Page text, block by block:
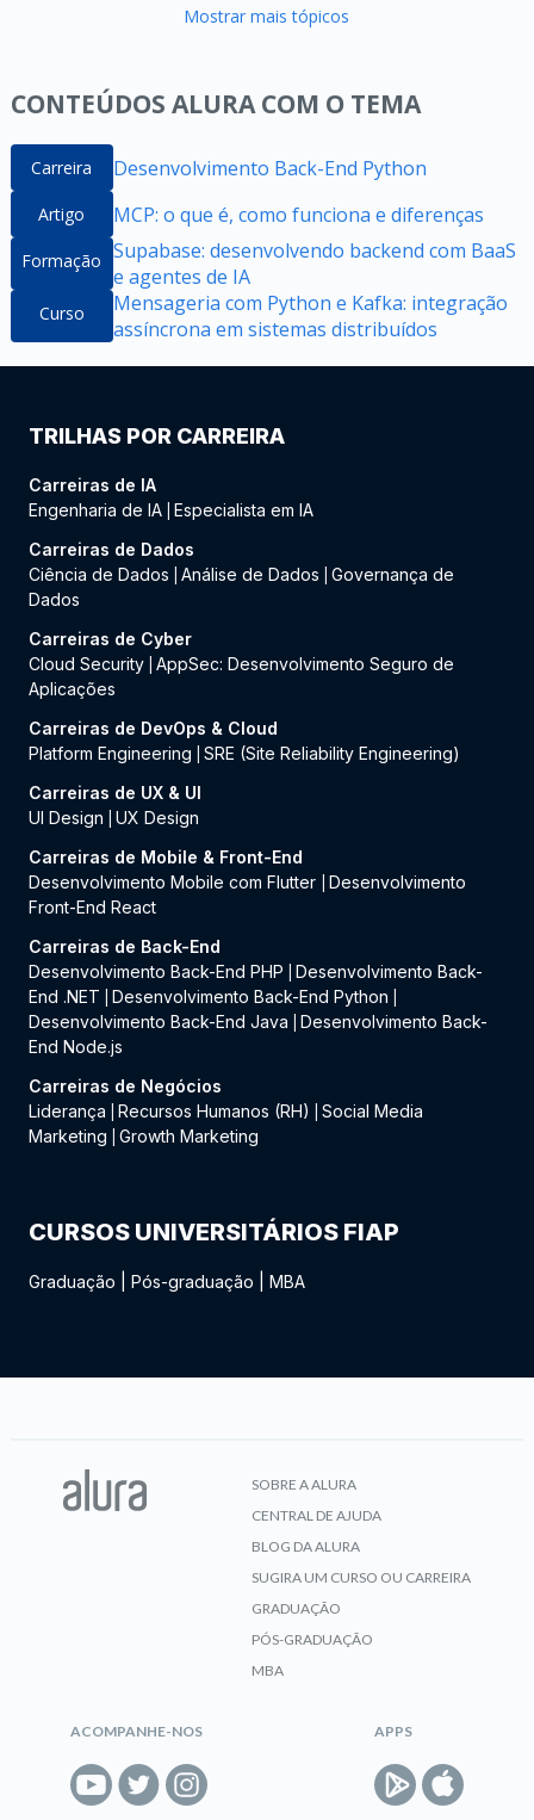
Mostrar mais tópicos
CONTEÚDOS ALURA COM O TEMA
Carreira Desenvolvimento Back-End Python
Artigo MCP: o que é, como funciona e diferenças
Formação Supabase: desenvolvendo backend com BaaS
e agentes de IA
Curso
Mensageria com Python e Kafka: integração
assíncrona em sistemas distribuídos
TRILHAS POR CARREIRA
Carreiras de IA
Engenharia de IA Especialista em IA
Carreiras de Dados
Ciência de Dados
Análise de Dados
Governança de
Dados
Carreiras de Cyber
Cloud Security AppSec: Desenvolvimento Seguro de
Aplicações
Carreiras de DevOps & Cloud
Platform Engineering
SRE (Site Reliability Engineering)
Carreiras de UX & UI
UI Design
UX Design
Carreiras de Mobile & Front-End
Desenvolvimento Mobile com Flutter
Desenvolvimento
Front-End React
Carreiras de Back-End
Desenvolvimento Back-End PHP
Desenvolvimento Back-
End .NET
Desenvolvimento Back-End Python
Desenvolvimento Back-End Java
Desenvolvimento Back-
End Node.js
Carreiras de Negócios
Liderança
Recursos Humanos (RH)
Social Media
Marketing
Growth Marketing
CURSOS UNIVERSITÁRIOS FIAP
Graduação Pós-graduação MBA
SOBRE A ALURA
CENTRAL DE AJUDA
BLOG DA ALURA
SUGIRA UM CURSO OU CARREIRA
GRADUAÇÃO
PÓS-GRADUAÇÃO
MBA
ACOMPANHE-NOS APPS